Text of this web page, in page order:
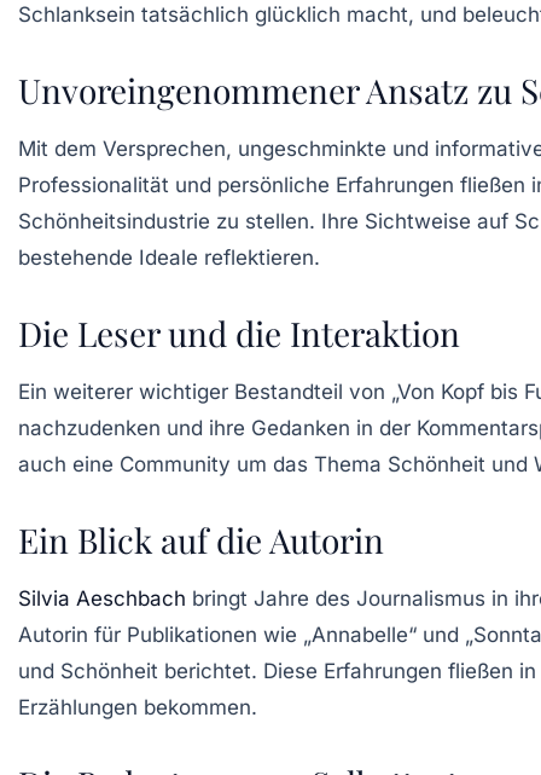
Schlanksein tatsächlich glücklich macht, und
Unvoreingenommener Ansatz zu
Mit dem Versprechen, ungeschminkte und
Professionalität und persönliche Erfahrungen
Schönheitsindustrie zu stellen. Ihre Sichtweise auf
bestehende Ideale reflektieren.
Die Leser und die Interaktion
Ein weiterer wichtiger Bestandteil von „Von Kopf bis
nachzudenken und ihre Gedanken in der
auch eine Community um das Thema Schönheit und
Ein Blick auf die Autorin
Silvia Aeschbach bringt Jahre des Journalismus in
Autorin für Publikationen wie „Annabelle“ und „
und Schönheit berichtet. Diese Erfahrungen fließen
Erzählungen bekommen.